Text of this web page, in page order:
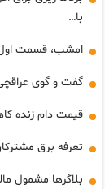
با…
امشب، قسمت
گفت و گوی
قیمت دام زنده
تعرفه برق
بلاگرها مشمول